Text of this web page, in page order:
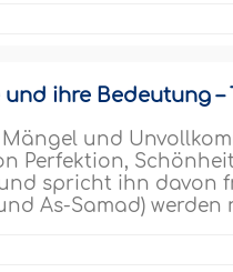
ihre Bedeutung –
Mängel und
Perfektion,
spricht ihn davon
As-Samad)